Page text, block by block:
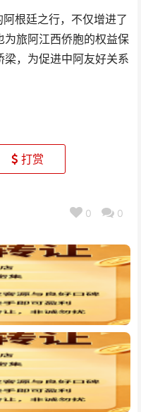
根廷之行，不仅增进了
为旅阿江西侨胞的权益保
梁，为促进中阿友好关系
打赏
0 0